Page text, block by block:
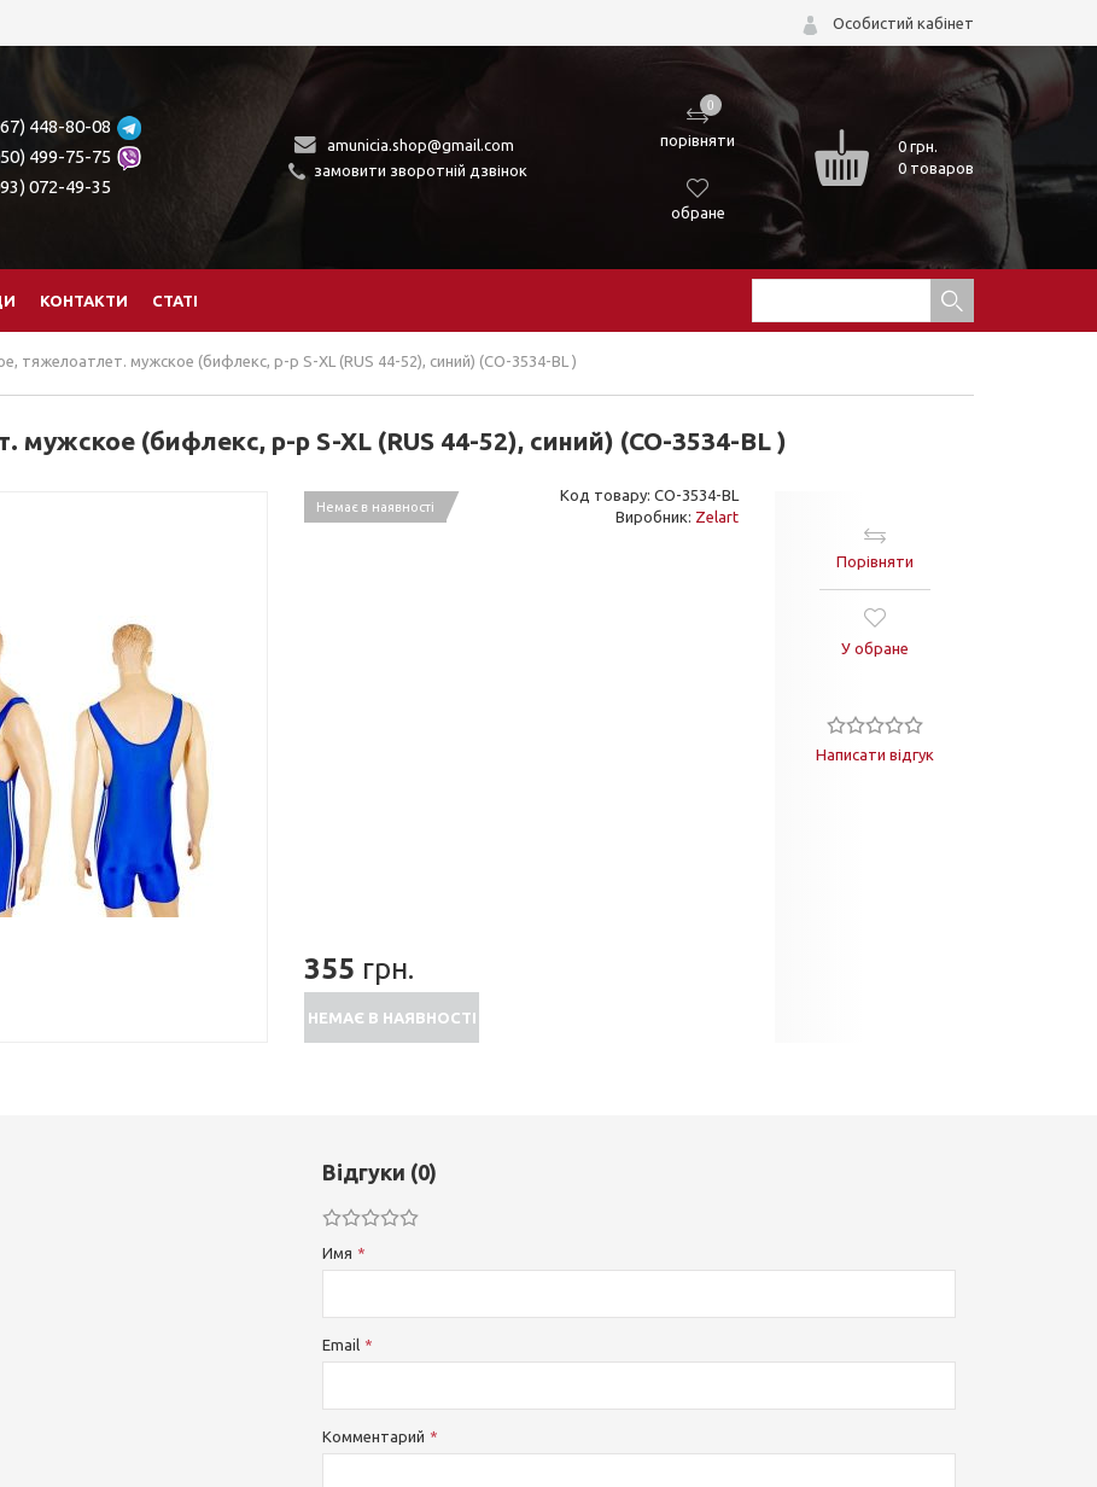
Особистий кабінет
448-80-08
499-75-75
072-49-35
amunicia.shop@gmail.com
замовити зворотній дзвінок
0
порівняти
обране
0грн.
0 товаров
КОНТАКТИ СТАТІ
тяжелоатлет. мужское (бифлекс, р-р S-XL (RUS 44-52), синий) (CO-3534-BL )
мужское (бифлекс, р-р S-XL (RUS 44-52), синий) (CO-3534-BL )
Немає в наявності
Код товару: CO-3534-BL
Виробник: Zelart
355 грн.
НЕМАЄ В НАЯВНОСТІ
Порівняти
У обране
Написати відгук
Відгуки (0)
Имя
Email
Комментарий